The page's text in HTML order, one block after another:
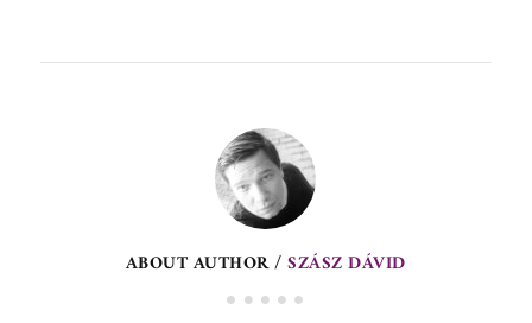
ABOUT AUTHOR /SZÁSZ DÁVID